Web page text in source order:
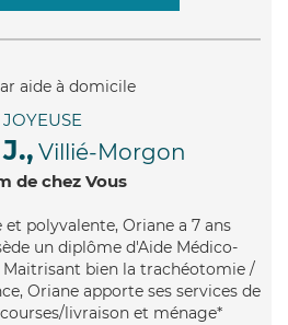
JOYEUSE
Villié-Morgon
de chez Vous
et polyvalente, Oriane a 7 ans
un diplôme d'Aide Médico-
Maitrisant bien la trachéotomie /
Oriane apporte ses services de
livraison et ménage*